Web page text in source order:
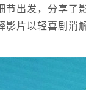
节出发，分享
片以轻喜剧消